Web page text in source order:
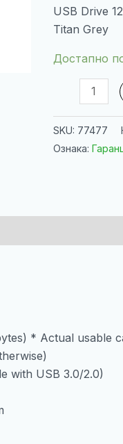
USB Drive
Titan Grey
Достапно
Drive
3.1
Grey
SKU: 77477
Ознака:
* Actual usable
with USB 3.0/2.0)